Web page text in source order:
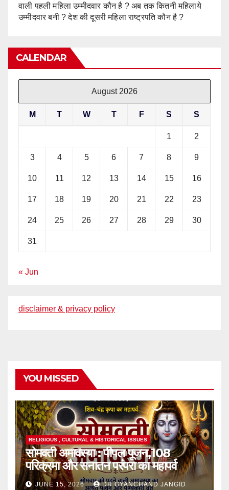
वाली पहली महिला उम्मीदवार कौन है ? अब तक कितनी महिलाये
उम्मीदवार बनी ? देश की दूसरी महिला राष्ट्रपति कौन है ?
CALENDAR
August 2026
M T W T F S S
1 2
3 4 5 6 7 8 9
10 11 12 13 14 15 16
17 18 19 20 21 22 23
24 25 26 27 28 29 30
31
« Jun
disclaimer & privacy policy
YOU MISSED
RELIGIOUS , CULTURAL & HISTORICAL ISSUES
सोमवती अमावस्या : पीपल पूजन,108
परिक्रमा और सनातन परंपरा का महापर्व
JUNE 15, 2026 DR GYANCHAND JANGID